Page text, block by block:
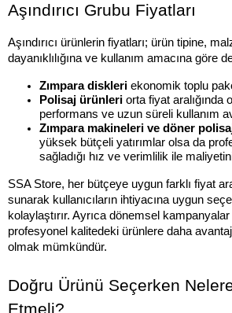
Aşındırıcı Grubu Fiyatları
Aşındırıcı ürünlerin fiyatları; ürün tipine,
dayanıklılığına ve kullanım amacına göre
Zımpara diskleri ekonomik toplu
Polisaj ürünleri orta fiyat aralığında
performans ve uzun süreli kullanım
Zımpara makineleri ve döner
yüksek bütçeli yatırımlar olsa da
sağladığı hız ve verimlilik ile
SSA Store, her bütçeye uygun farklı fiyat
sunarak kullanıcıların ihtiyacına uygun
kolaylaştırır. Ayrıca dönemsel
profesyonel kalitedeki ürünlere daha
olmak mümkündür.
Doğru Ürünü Seçerken
Etmeli?